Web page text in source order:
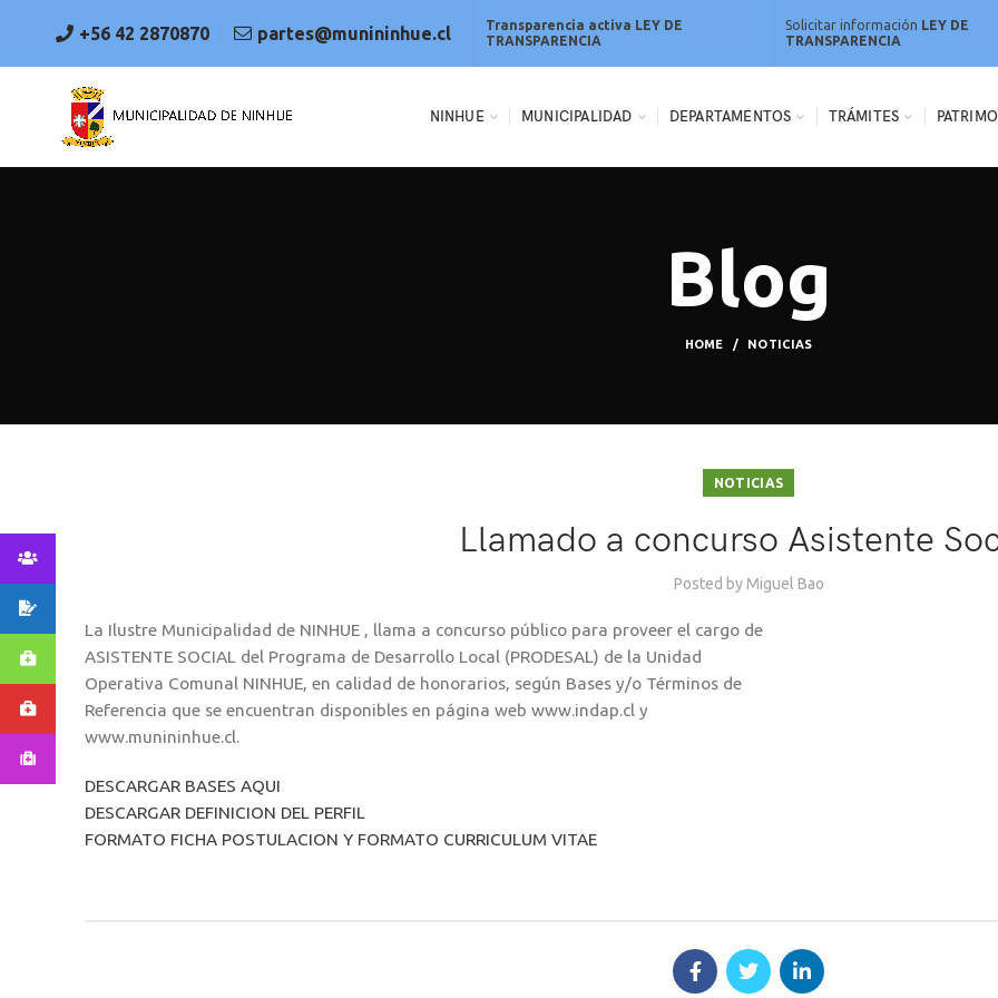
+56 42 2870870 partes@munininhue.cl
Transparencia activa LEY DE
TRANSPARENCIA
Solicitar información LEY DE
TRANSPARENCIA
NINHUE MUNICIPALIDAD DEPARTAMENTOS TRÁMITES
Blog
HOME NOTICIAS
NOTICIAS
Llamado a concurso Asistente
Posted byMiguel Bao
La Ilustre Municipalidad de NINHUE , llama a concurso público para proveer el cargo de
ASISTENTE SOCIAL del Programa de Desarrollo Local (PRODESAL) de la Unidad
Operativa Comunal NINHUE, en calidad de honorarios, según Bases y/o Términos de
Referencia que se encuentran disponibles en página web www.indap.cl y
www.munininhue.cl.
DESCARGAR BASES AQUI
DESCARGAR DEFINICION DEL PERFIL
FORMATO FICHA POSTULACION Y FORMATO CURRICULUM VITAE